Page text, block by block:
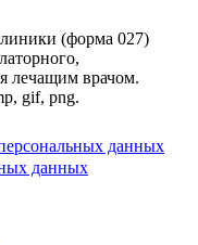
(форма 027)
лечащим врачом.
gif, png.
данных
данных